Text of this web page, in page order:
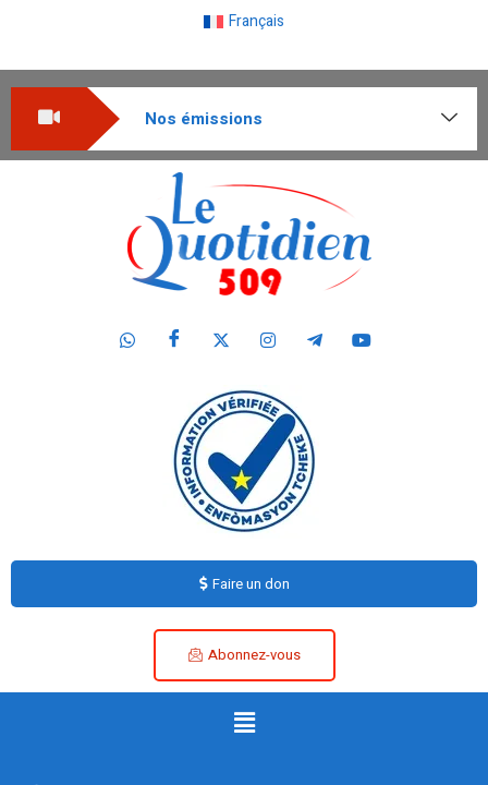
Français
Nos émissions
Faire un don
Abonnez-vous